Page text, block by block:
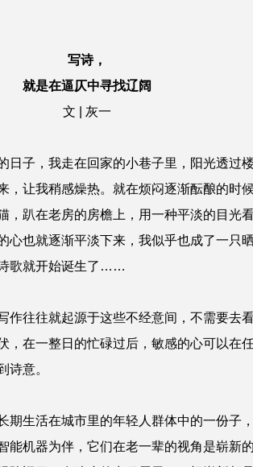
写诗，
就是在逼仄中寻找辽阔
文 | 灰一
日子，我走在回家的小巷子里，阳光透过
，让我稍感燥热。就在烦闷逐渐酝酿的时
，趴在老房的房檐上，用一种平淡的目光
心也就逐渐平淡下来，我似乎也成了一只
歌就开始诞生了……
作往往就起源于这些不经意间，不需要去
，在一整日的忙碌过后，敏感的心可以在
诗意。
期生活在城市里的年轻人群体中的一份子
能机器为伴，它们在老一辈的视角是崭新